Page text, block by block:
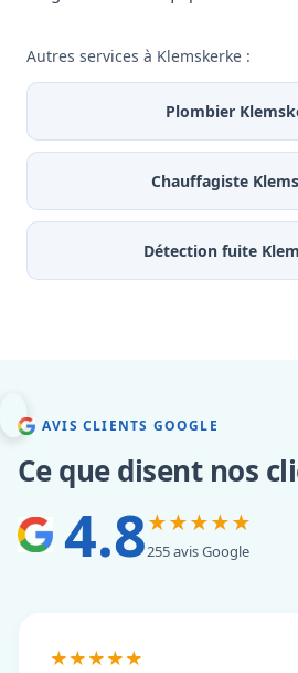
Autres services à Klemskerke :
Plombier
Chauffagiste
Détection fuite
AVIS CLIENTS GOOGLE
Ce que disent nos
4.8★★★★★
255 avis Google
★★★★★